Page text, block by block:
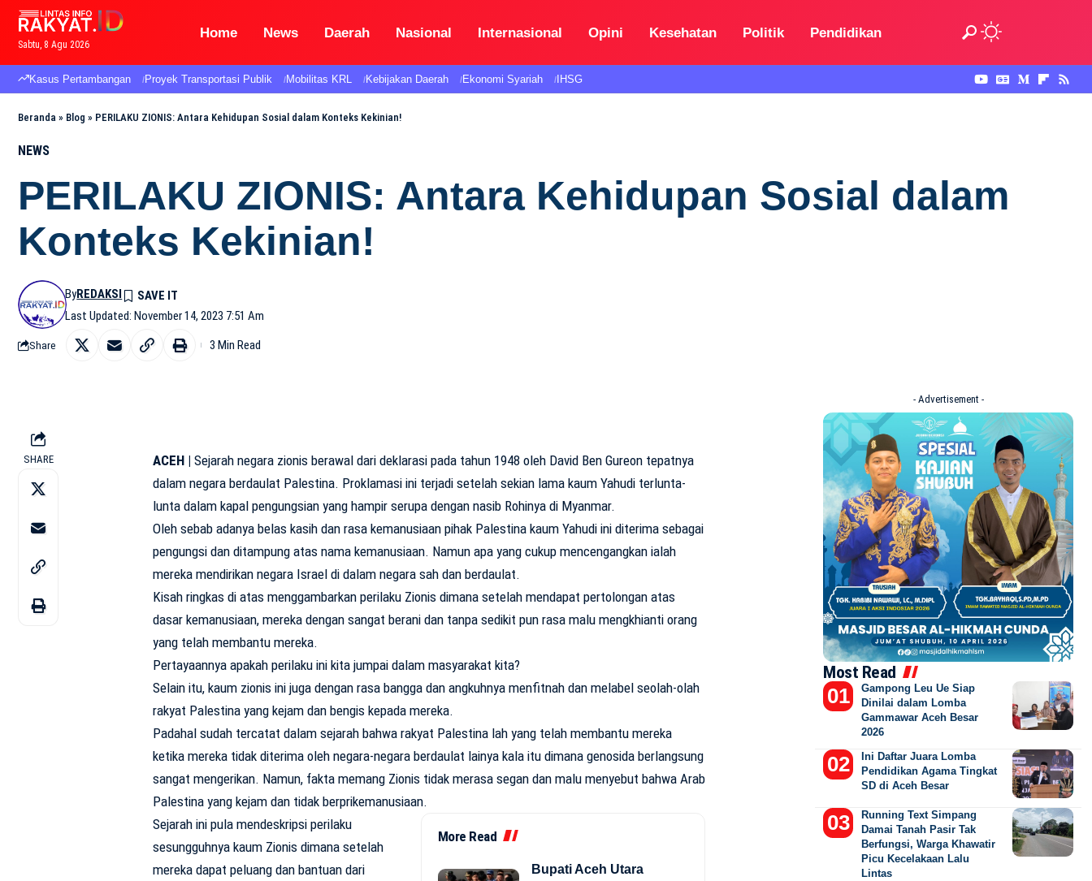
Sabtu, 8 Agu 2026
Home News Daerah Nasional Internasional Opini Kesehatan Politik Pendidikan
Kasus Pertambangan Proyek Transportasi Publik Mobilitas KRL Kebijakan Daerah Ekonomi Syariah IHSG
Beranda » Blog » PERILAKU ZIONIS: Antara Kehidupan Sosial dalam Konteks Kekinian!
NEWS
PERILAKU ZIONIS: Antara Kehidupan Sosial dalam
Konteks Kekinian!
Last Updated: November 14, 2023 7:51 Am
ByREDAKSI
Share 3 Min Read
SHARE ACEH | Sejarah negara zionis berawal dari deklarasi pada tahun 1948 oleh David Ben Gureon tepatnya
dalam negara berdaulat Palestina. Proklamasi ini terjadi setelah sekian lama kaum Yahudi terlunta-
lunta dalam kapal pengungsian yang hampir serupa dengan nasib Rohinya di Myanmar.
Oleh sebab adanya belas kasih dan rasa kemanusiaan pihak Palestina kaum Yahudi ini diterima sebagai
pengungsi dan ditampung atas nama kemanusiaan. Namun apa yang cukup mencengangkan ialah
mereka mendirikan negara Israel di dalam negara sah dan berdaulat.
Kisah ringkas di atas menggambarkan perilaku Zionis dimana setelah mendapat pertolongan atas
dasar kemanusiaan, mereka dengan sangat berani dan tanpa sedikit pun rasa malu mengkhianti orang
yang telah membantu mereka.
Pertayaannya apakah perilaku ini kita jumpai dalam masyarakat kita?
Selain itu, kaum zionis ini juga dengan rasa bangga dan angkuhnya menfitnah dan melabel seolah-olah
rakyat Palestina yang kejam dan bengis kepada mereka.
Padahal sudah tercatat dalam sejarah bahwa rakyat Palestina lah yang telah membantu mereka
ketika mereka tidak diterima oleh negara-negara berdaulat lainya kala itu dimana genosida berlangsung
sangat mengerikan. Namun, fakta memang Zionis tidak merasa segan dan malu menyebut bahwa Arab
Palestina yang kejam dan tidak berprikemanusiaan.
More Read
Bupati Aceh Utara
Sejarah ini pula mendeskripsi perilaku
sesungguhnya kaum Zionis dimana setelah
mereka dapat peluang dan bantuan dari
- Advertisement -
Most Read
Gampong Leu Ue Siap
Dinilai dalam Lomba
Gammawar Aceh Besar
2026
Ini Daftar Juara Lomba
Pendidikan Agama Tingkat
SD di Aceh Besar
Running Text Simpang
Damai Tanah Pasir Tak
Berfungsi, Warga Khawatir
Picu Kecelakaan Lalu
Lintas